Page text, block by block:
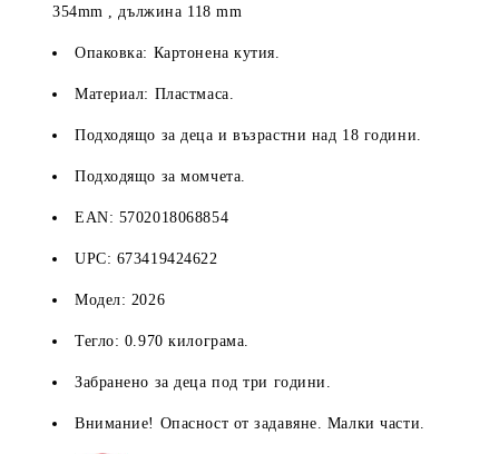
354mm , дължина 118mm
Опаковка: Картонена кутия.
Материал: Пластмаса.
Подходящо за деца и възрастни над 18 години.
Подходящо за момчета.
EAN: 5702018068854
UPC: 673419424622
Модел: 2026
Тегло: 0.970 килограма.
Забранено за деца под три години.
Внимание! Опасност от задавяне. Малки части.